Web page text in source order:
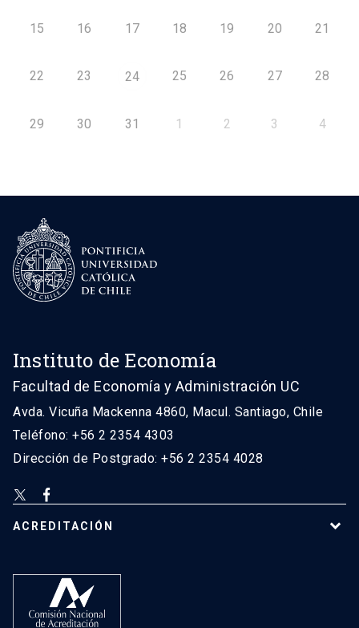
15 16 17 18 19 20 21
22 23 24 25 26 27 28
29 30 31 1 2 3 4
Instituto de Economía
Facultad de Economía y Administración UC
Avda. Vicuña Mackenna 4860, Macul. Santiago, Chile
Teléfono: +56 2 2354 4303
Dirección de Postgrado: +56 2 2354 4028
ACREDITACIÓN